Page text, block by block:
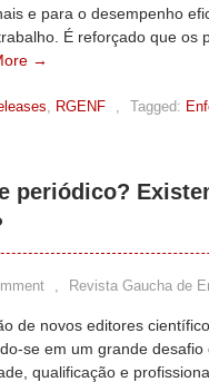
e para o desempenho
É reforçado que os
→
, RGENF , Tagged:
periódico?
, Revista Gaucha de
de novos editores
se em um grande
qualificação e